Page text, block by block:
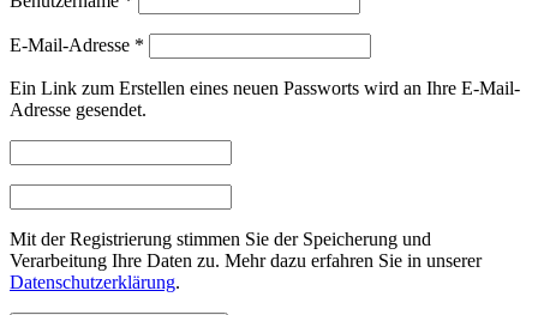
E-Mail-Adresse *
Ein Link zum Erstellen eines neuen Passworts wird an Ihre E-Mail-
Adresse gesendet.
Mit der Registrierung stimmen Sie der Speicherung und
Verarbeitung Ihre Daten zu. Mehr dazu erfahren Sie in unserer
Datenschutzerklärung.